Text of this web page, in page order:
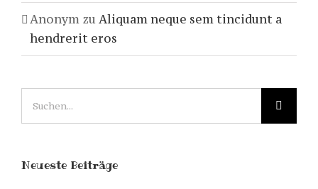
Anonym zu Aliquam neque sem tincidunt a
hendrerit eros
Neueste Beiträge